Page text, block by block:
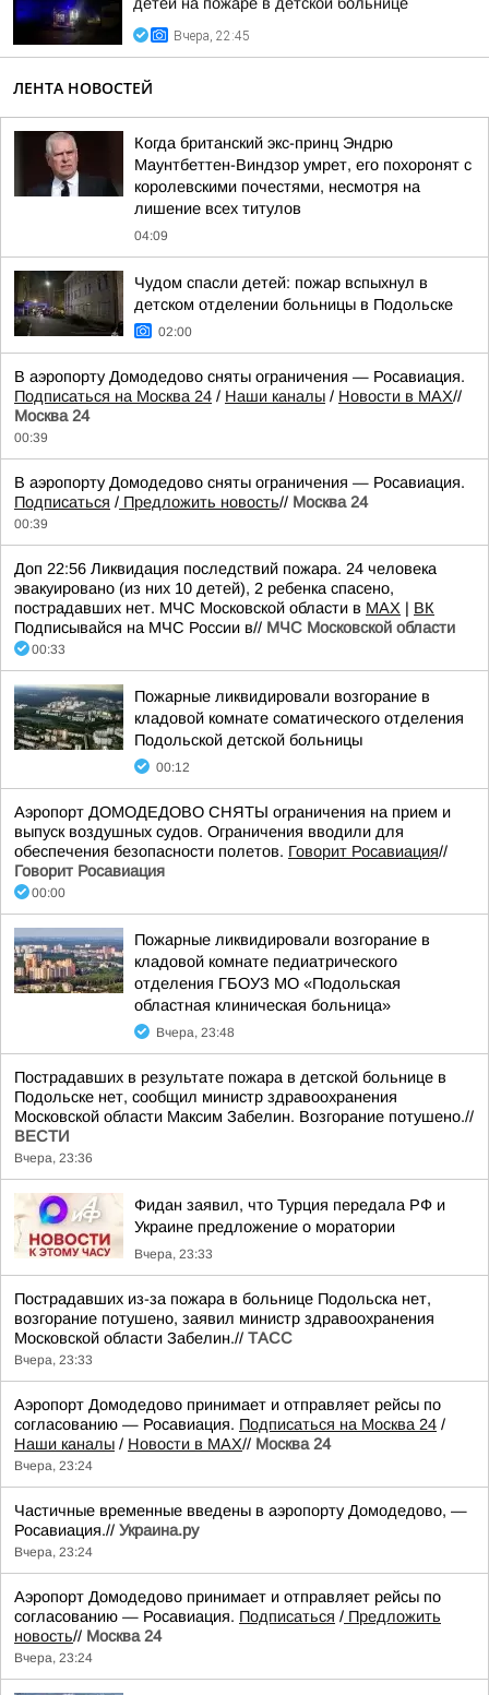
Вчера, 22:45
ЛЕНТА НОВОСТЕЙ
Когда британский экс-принц Эндрю
Маунтбеттен-Виндзор умрет, его похоронят с
королевскими почестями, несмотря на
лишение всех титулов
04:09
Чудом спасли детей: пожар вспыхнул в
детском отделении больницы в Подольске
02:00
В аэропорту Домодедово сняты ограничения — Росавиация.
Подписаться на Москва 24 / Наши каналы / Новости в MAX//
Москва 24
00:39
В аэропорту Домодедово сняты ограничения — Росавиация.
Подписаться / Предложить новость// Москва 24
00:39
Доп 22:56 Ликвидация последствий пожара. 24 человека
эвакуировано (из них 10 детей), 2 ребенка спасено,
пострадавших нет. МЧС Московской области в MAX | ВК
Подписывайся на МЧС России в// МЧС Московской области
00:33
Пожарные ликвидировали возгорание в
кладовой комнате соматического отделения
Подольской детской больницы
00:12
Аэропорт ДОМОДЕДОВО СНЯТЫ ограничения на прием и
выпуск воздушных судов. Ограничения вводили для
обеспечения безопасности полетов. Говорит Росавиация//
Говорит Росавиация
00:00
Пожарные ликвидировали возгорание в
кладовой комнате педиатрического
отделения ГБОУЗ МО «Подольская
областная клиническая больница»
Вчера, 23:48
Пострадавших в результате пожара в детской больнице в
Подольске нет, сообщил министр здравоохранения
Московской области Максим Забелин. Возгорание потушено.//
ВЕСТИ
Вчера, 23:36
Фидан заявил, что Турция передала РФ и
Украине предложение о моратории
Вчера, 23:33
Пострадавших из-за пожара в больнице Подольска нет,
возгорание потушено, заявил министр здравоохранения
Московской области Забелин.// ТАСС
Вчера, 23:33
Аэропорт Домодедово принимает и отправляет рейсы по
согласованию — Росавиация. Подписаться на Москва 24 /
Наши каналы / Новости в MAX// Москва 24
Вчера, 23:24
Частичные временные введены в аэропорту Домодедово, —
Росавиация.// Украина.ру
Вчера, 23:24
Аэропорт Домодедово принимает и отправляет рейсы по
согласованию — Росавиация. Подписаться / Предложить
новость// Москва 24
Вчера, 23:24